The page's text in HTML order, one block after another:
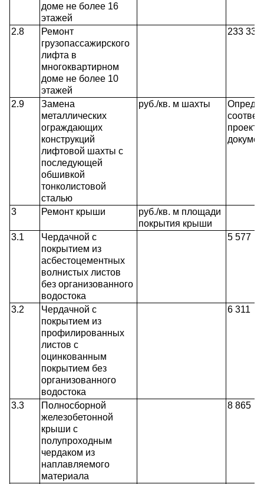
доме не более 16
этажей
2.8
Ремонт
грузопассажирского
лифта в
многоквартирном
доме не более 10
этажей
233 333
2.9
Замена
металлических
ограждающих
конструкций
лифтовой шахты с
последующей
обшивкой
тонколистовой
сталью
руб./кв. м шахты
3 Ремонт крыши
руб./кв. м площади
покрытия крыши
3.1
Чердачной с
покрытием из
асбестоцементных
волнистых листов
без организованного
водостока
5 577
3.2
Чердачной с
покрытием из
профилированных
листов с
оцинкованным
покрытием без
организованного
водостока
6 311
3.3
Полносборной
железобетонной
крыши с
полупроходным
чердаком из
наплавляемого
материала
8 865